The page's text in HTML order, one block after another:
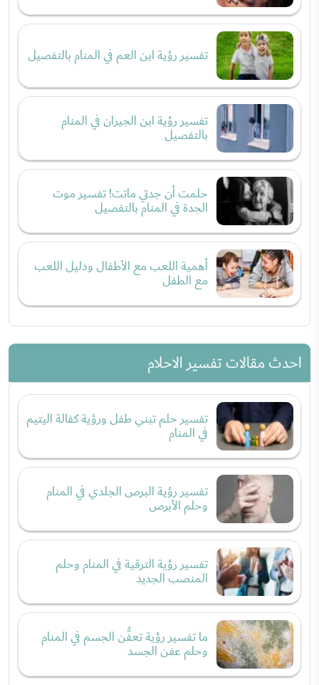
تفسير رؤية ابن العم في المنام بالتفصيل
تفسير رؤية ابن الجيران في المنام
بالتفصيل
حلمت أن جدتي ماتت! تفسير موت
الجدة في المنام بالتفصيل
أهمية اللعب مع الأطفال ودليل اللعب
مع الطفل
احدث مقالات تفسير الاحلام
تفسير حلم تبني طفل ورؤية كفالة اليتيم
في المنام
تفسير رؤية البرص الجلدي في المنام
وحلم الأبرص
تفسير رؤية الترقية في المنام وحلم
المنصب الجديد
ما تفسير رؤية تعفُّن الجسم في المنام
وحلم عفن الجسد